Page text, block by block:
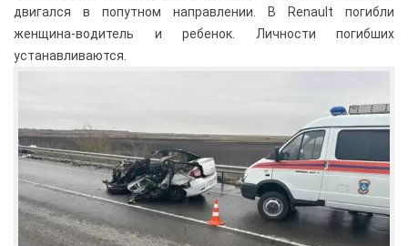
двигался в попутном направлении. В Renault погибли
женщина-водитель и ребенок. Личности погибших
устанавливаются.